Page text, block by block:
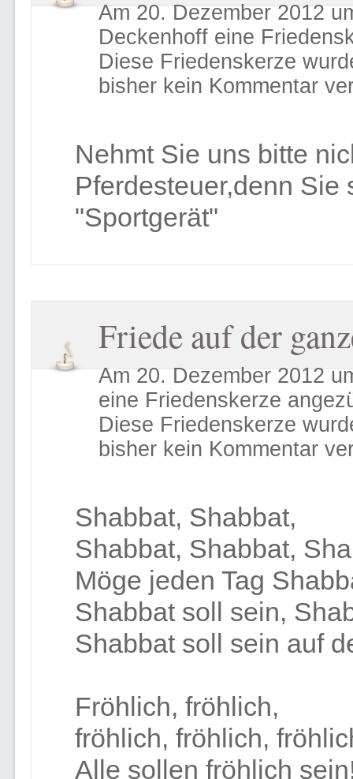
Am 20. Dezember 2012
Deckenhoff eine
Diese Friedenskerze
bisher kein Kommentar
Nehmt Sie uns bitte
Pferdesteuer,denn Sie
"Sportgerät"
Friede auf der
Am 20. Dezember 2012
eine Friedenskerze
Diese Friedenskerze
bisher kein Kommentar
Shabbat, Shabbat,
Shabbat, Shabbat,
Möge jeden Tag
Shabbat soll sein,
Shabbat soll sein auf
Fröhlich, fröhlich,
fröhlich, fröhlich,
Alle sollen fröhlich